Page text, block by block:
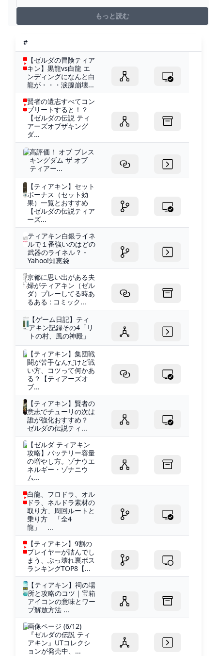
出品一覧#doaemゼルダ出品一覧
もっと読む
#
【ゼルダの冒険ティア
キン】黒龍vs白龍 エ
ンディングになんと白
龍が・・・涙腺崩壊...
賢者の遺志すべてコン
プリートすると！？
【ゼルダの伝説 ティ
アーズオブザキング
ダ...
高評価！ オブ ブレス
キングダム ザ オブ
ティアー...
【ティアキン】セット
ボーナス（セット効
果）一覧とおすすめ
【ゼルダの伝説ティア
ーズ...
ティアキン白銀ライネ
ルで１番強いのはどの
武器のライネル？ -
Yahoo!知恵袋
京都に思い出がある夫
婦がティアキン（ゼル
ダ）プレーしてる時あ
るある : コミック...
【ゲーム日記】ティ
アキン記録その4「リ
トの村、風の神殿」
【ティアキン】集団戦
闘が苦手なんだけど戦
い方、コツって何かあ
る？【ティアーズオ
ブ...
【ティアキン】賢者の
意志でチューリの次は
誰が強化おすすめ？
ゼルダの伝説ティ...
【ゼルダ ティアキン
攻略】バッテリー容量
の増やし方。ゾナウエ
ネルギー・ゾナニウ
ム...
白龍、フロドラ、オル
ドラ、ネルドラ素材の
取り方、周回ルートと
乗り方 「全4
龍」 ...
【ティアキン】9割の
プレイヤーが詰んでし
まう、ぶっ壊れ裏ボス
ランキングTOP8【...
【ティアキン】祠の場
所と攻略のコツ｜宝箱
アイコンの意味とワー
プ解放方法 ...
画像ページ (6/12)
『ゼルダの伝説 ティ
アキン』UTコレクシ
ョンが発売中、...